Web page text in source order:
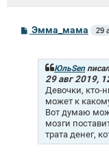
С
о
Эмма_мама 29
ЮльSen
29 авг 2019,
Девочки, кто-
может к
Вот думаю
мозги
трата денег,